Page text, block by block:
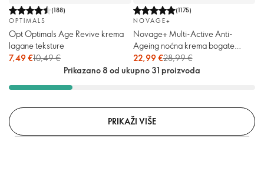
(188)
OPTIMALS
Opt Optimals Age Revive krema
lagane teksture
7,49 €10,49 €
(1175)
NOVAGE+
Novage+ Multi-Active Anti-
Ageing noćna krema bogate
teksture
22,99 €28,99 €
Prikazano 8 od ukupno 31 proizvoda
PRIKAŽI VIŠE